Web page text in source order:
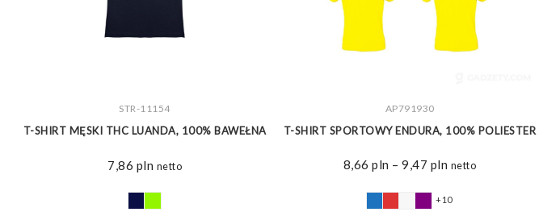
ZOBACZ WIĘCEJ
STR-11154
T-SHIRT MĘSKI THC LUANDA, 100% BAWEŁNA
7,86 pln netto
ZOBACZ WIĘCEJ
AP791930
T-SHIRT SPORTOWY ENDURA, 100% POLIESTER
8,66pln – 9,47 pln Zakres
8,66 pln
netto
+10